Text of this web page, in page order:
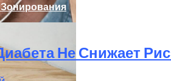
Не Снижает